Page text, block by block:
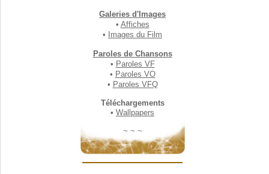
Galeries d'Images
• Affiches
•
Images du Film
Paroles de Chansons
• Paroles VF
• Paroles VO
• Paroles VFQ
Téléchargements
•Wallpapers
~ ~ ~